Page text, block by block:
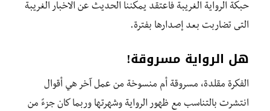
حبكة الرواية الغريبة فاعتقد يمكننا الحديث عن الاخبار الغريبة
التى تضاربت بعد إصدارها بفترة.
هل الرواية مسروقة!
الفكرة مقلدة، مسروقة أم منسوخة من عمل آخر هي أقوال
انتشرت بالتناسب مع ظهور الرواية وشهرتها وربما كان جزءً من